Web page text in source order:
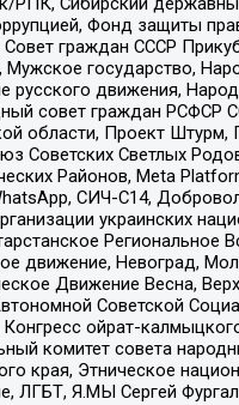
Фонд защиты
граждан СССР
Мужское государство,
русского движения,
совет граждан РСФСР
области, Проект Штурм,
Советских Светлых
Районов, Meta
СИЧ-С14,
украинских
Региональное
движение, Невоград,
Движение Весна,
Советской
Конгресс ойрат-
комитет совета
края, Этническое
ЛГБТ, Я.МЫ Сергей Фургал